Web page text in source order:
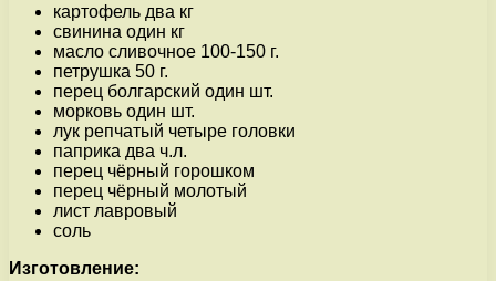
картофель два кг
свинина один кг
масло сливочное 100-150 г.
петрушка 50 г.
перец болгарский один шт.
морковь один шт.
лук репчатый четыре головки
паприка два ч.л.
перец чёрный горошком
перец чёрный молотый
лист лавровый
соль
Изготовление: